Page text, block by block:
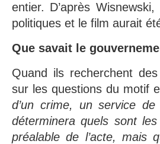
entier. D’après
politiques et le film aurait
Que savait le
Quand ils recherchent
sur les questions du motif
d’un crime, un service
déterminera quels sont
préalablede l’acte, mais